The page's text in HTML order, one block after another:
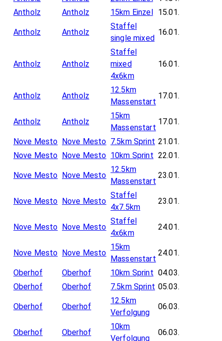
Antholz
Antholz 15km Einzel 15.01.
Antholz Antholz
Staffel
single mixed
16.01.
Antholz Antholz
Staffel
mixed
4x6km
16.01.
Antholz Antholz
12.5km
Massenstart
17.01.
Antholz Antholz
15km
Massenstart
17.01.
Nove Mesto Nove Mesto 7.5km Sprint 21.01.
Nove Mesto
Nove Mesto 10km Sprint 22.01.
Nove Mesto Nove Mesto
12.5km
Massenstart
23.01.
Nove Mesto Nove Mesto
Staffel
4x7.5km
23.01.
Nove Mesto Nove Mesto
Staffel
4x6km
24.01.
Nove Mesto Nove Mesto
15km
Massenstart
24.01.
Oberhof Oberhof 10km Sprint 04.03.
Oberhof
Oberhof 7.5km Sprint 05.03.
Oberhof Oberhof
12.5km
Verfolgung
06.03.
Oberhof Oberhof
10km
Verfolgung
06.03.